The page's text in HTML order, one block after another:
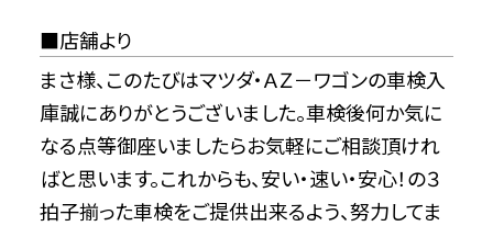
店舗より
まさ様、このたびはマツダ・ＡＺ－ワゴンの車検入
庫誠にありがとうございました。車検後何か気に
なる点等御座いましたらお気軽にご相談頂けれ
ばと思います。これからも、安い・速い・安心！の３
拍子揃った車検をご提供出来るよう、努力してま